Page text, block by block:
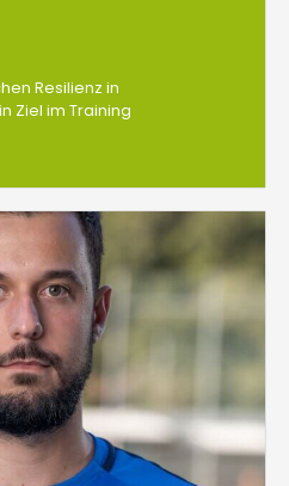
Resilienz in
Ziel im Training